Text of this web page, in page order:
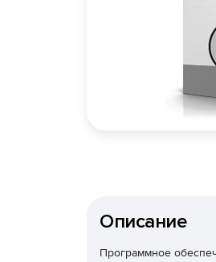
Описание
Программное